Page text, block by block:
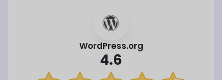
WordPress.org
4.6